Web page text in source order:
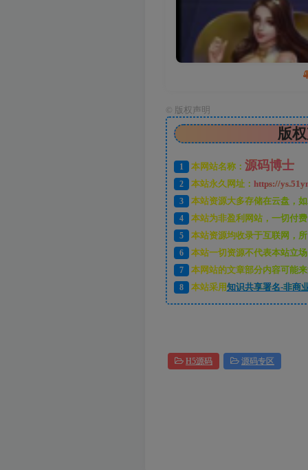
版权声明
版
1 本网站名称： 源码博士
2 本站永久网址： https://
3
本站资源大多存储在云盘，
4
本站为非盈利网站，一切付
5
本站资源均收录于互联网，
6
本站一切资源不代表本站立
7
本网站的文章部分内容可能
8
本站采用知识共享署名-非商
H5源码 源码专区